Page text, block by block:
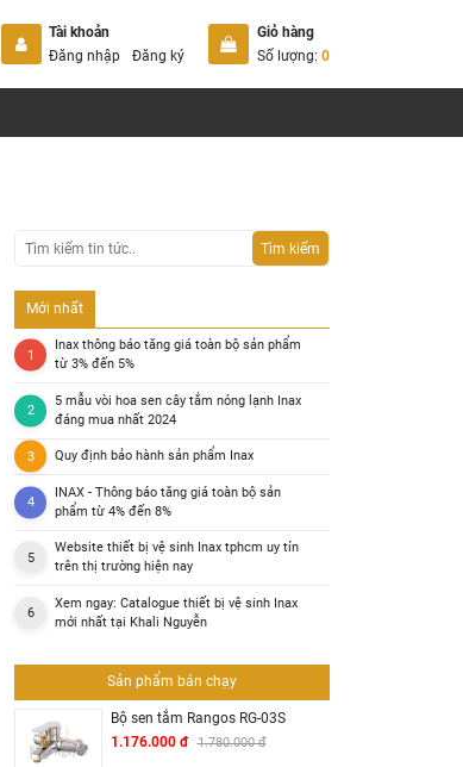
Tài khoản
Đăng nhập
Đăng ký
Giỏ hàng
Số lượng: 0
Tìm kiếm
Mới nhất
Inax thông báo tăng giá toàn bộ sản phẩm
từ 3% đến 5%
5 mẫu vòi hoa sen cây tắm nóng lạnh Inax
đáng mua nhất 2024
Quy định bảo hành sản phẩm Inax
INAX - Thông báo tăng giá toàn bộ sản
phẩm từ 4% đến 8%
Website thiết bị vệ sinh Inax tphcm uy tín
trên thị trường hiện nay
Xem ngay: Catalogue thiết bị vệ sinh Inax
mới nhất tại Khali Nguyễn
Sản phẩm bán chạy
Bộ sen tắm Rangos RG-03S
1.176.000 đ 1.780.000 đ